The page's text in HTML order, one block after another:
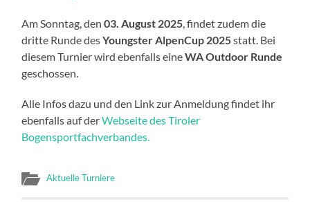
Am Sonntag, den03. August 2025, findet zudem die
dritte Runde desYoungster AlpenCup 2025statt. Bei
diesem Turnier wird ebenfalls eineWA Outdoor Runde
geschossen.
Alle Infos dazu und den Link zur Anmeldung findet ihr
ebenfalls auf derWebseite des Tiroler
Bogensportfachverbandes.
Aktuelle Turniere